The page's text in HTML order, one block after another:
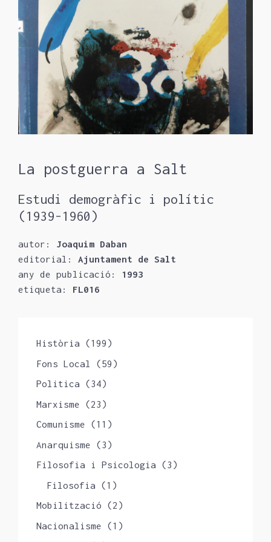
La postguerra a Salt
Estudi demogràfic i polític
(1939-1960)
autor: Joaquim Daban
editorial: Ajuntament de Salt
any de publicació: 1993
etiqueta: FL016
Història (199)
Fons Local
(59)
Politica (34)
Marxisme (23)
Comunisme (11)
Anarquisme (3)
Filosofia i Psicologia (3)
Filosofia (1)
Mobilització (2)
Nacionalisme (1)